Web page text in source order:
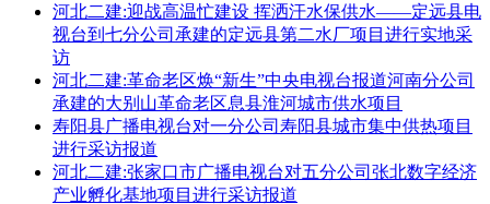
河北二建:迎战高温忙建设 挥洒汗水保供水——定远县电
视台到七分公司承建的定远县第二水厂项目进行实地采
访
河北二建:革命老区焕“新生”中央电视台报道河南分公司
承建的大别山革命老区息县淮河城市供水项目
寿阳县广播电视台对一分公司寿阳县城市集中供热项目
进行采访报道
河北二建:张家口市广播电视台对五分公司张北数字经济
产业孵化基地项目进行采访报道